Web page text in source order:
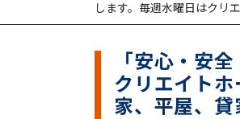
します。毎週水曜日はクリ
「安心・安
クリエイト
家、平屋、